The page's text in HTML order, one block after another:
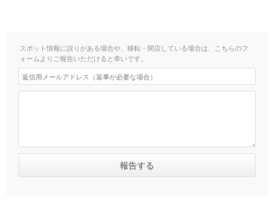
スポット情報に誤りがある場合や、移転・閉店している場合は、こちらのフ
ォームよりご報告いただけると幸いです。